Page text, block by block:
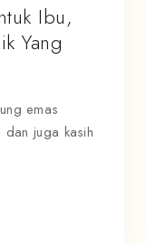
Ibu,
Yang
emas
juga kasih